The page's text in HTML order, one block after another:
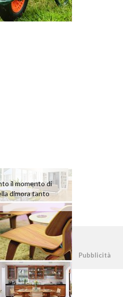
il momento di
dimora tanto
03338800984 Pubblicità